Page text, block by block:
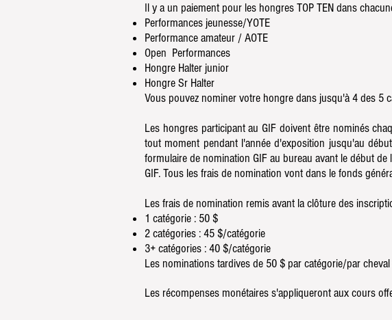
Il y a un paiement pour les hongres TOP TEN dans
Performances jeunesse/YOTE
Performance amateur / AOTE
Open Performances
Hongre Halter junior
Hongre Sr Halter
Vous pouvez nominer votre hongre dans jusqu'à 4 des 5
Les hongres participant au GIF doivent être nominés
tout moment pendant l'année d'exposition jusqu'au
formulaire de nomination GIF au bureau avant le début
GIF. Tous les frais de nomination vont dans le fonds
Les frais de nomination remis avant la clôture des
1 catégorie : 50 $
2 catégories : 45 $/catégorie
3+ catégories : 40 $/catégorie
Les nominations tardives de 50 $ par catégorie/par
Les récompenses monétaires s'appliqueront aux cours